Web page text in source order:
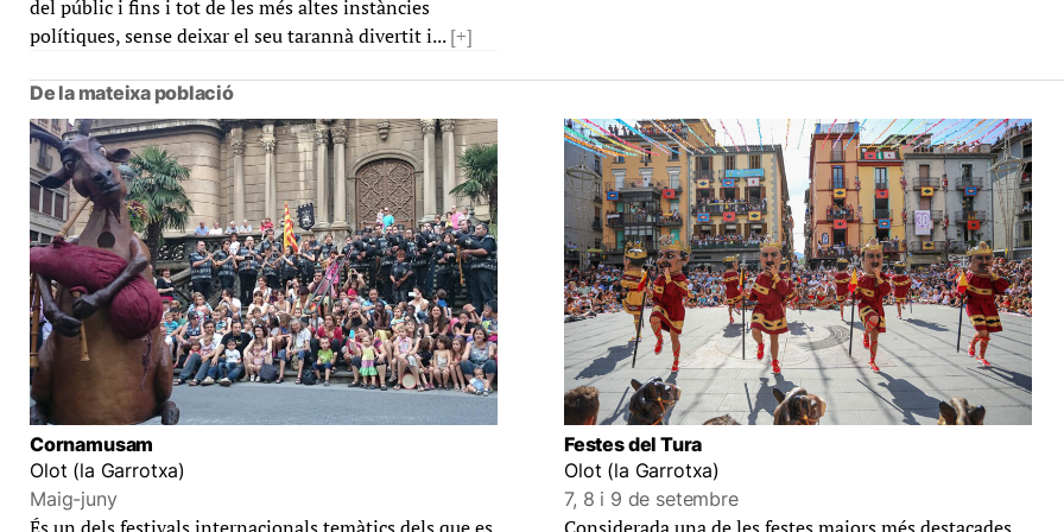
del públic i fins i tot de les més altes instàncies
polítiques, sense deixar el seu tarannà divertit i...[+]
De la mateixa població
Cornamusam
Olot (la Garrotxa)
Maig-juny
Festes del Tura
Olot (la Garrotxa)
7, 8 i 9 de setembre